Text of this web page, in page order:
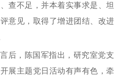
查不足，并本着实事求是、坦
意见，取得了增进团结、改进
后，陈国军指出，研究室党支
展主题党日活动有声有色，牵